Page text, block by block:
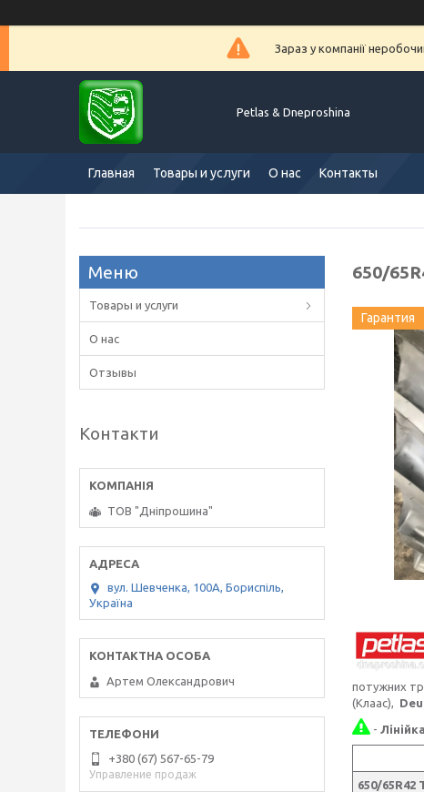
Зараз у компанії
Petlas & Dneproshina
Главная Товары и услуги О нас Контакты
650/
Гарантия
потужних
(Клаас),
-
650/65R42
Товары и услуги
О нас
Отзывы
Контакти
ТОВ "Дніпрошина"
вул. Шевченка, 100А, Бориспіль,
Україна
Артем Олександрович
+380 (67) 567-65-79
Управление продаж